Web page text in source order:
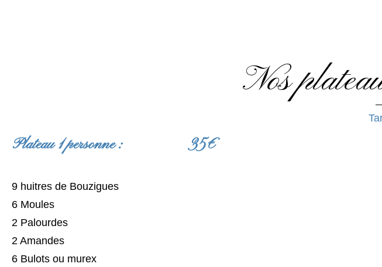
Nos
Plateau 1 personne : 35€
9 huitres de Bouzigues
6 Moules
2 Palourdes
2 Amandes
6 Bulots ou murex